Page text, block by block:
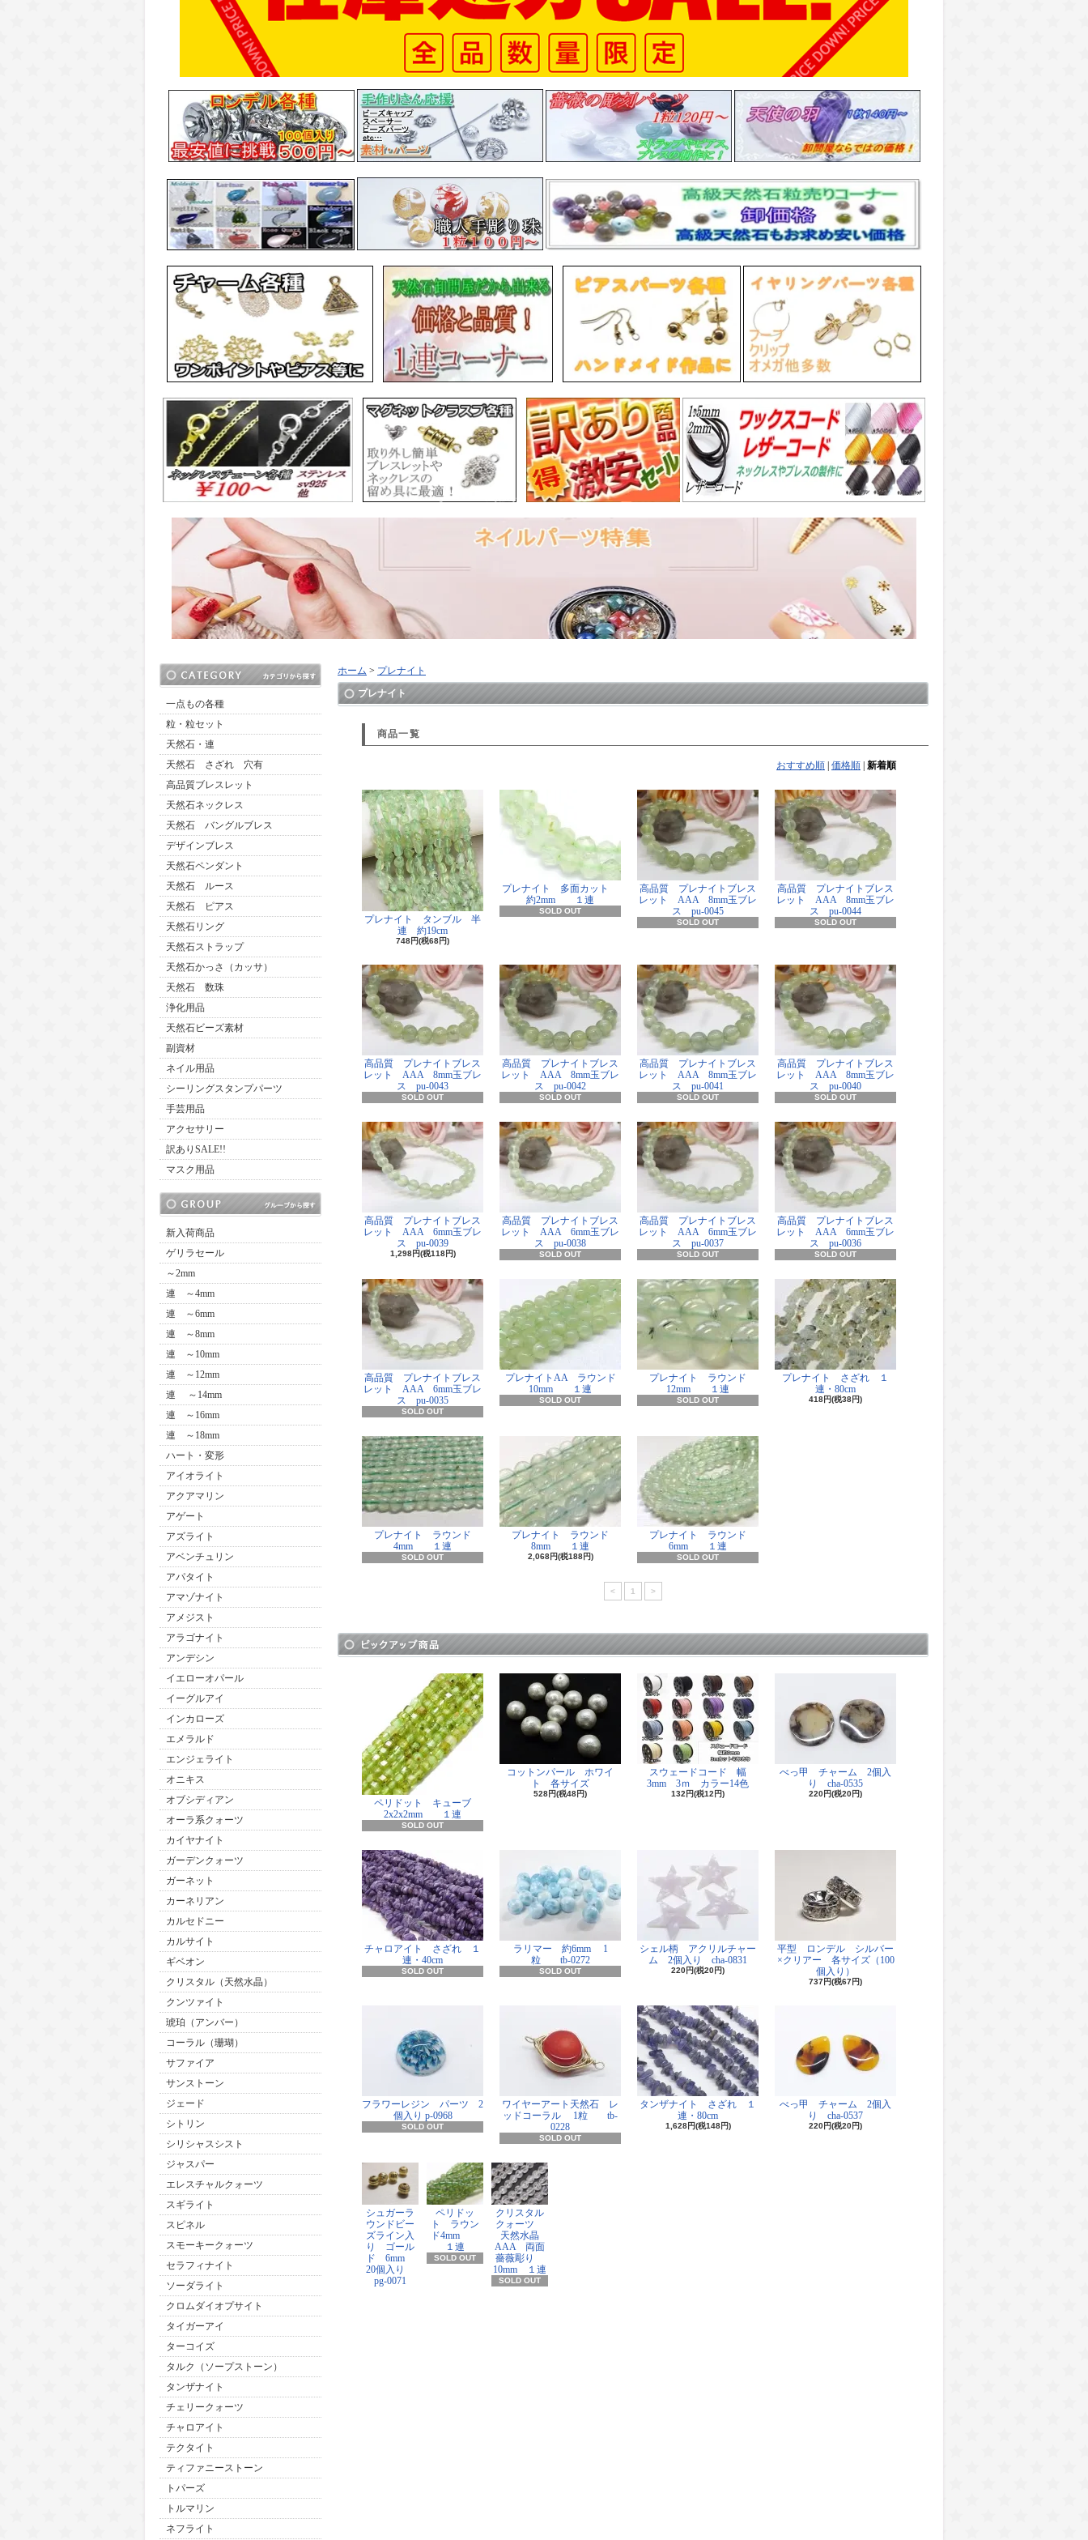
一点もの各種
粒・粒セット
天然石・連
天然石 さざれ 穴有
高品質ブレスレット
天然石ネックレス
天然石 バングルブレス
デザインブレス
天然石ペンダント
天然石 ルース
天然石 ピアス
天然石リング
天然石ストラップ
天然石かっさ（カッサ）
天然石 数珠
浄化用品
天然石ビーズ素材
副資材
ネイル用品
シーリングスタンプパーツ
手芸用品
アクセサリー
訳ありSALE!!
マスク用品
新入荷商品
ゲリラセール
～2mm
連 ～4mm
連 ～6mm
連 ～8mm
連 ～10mm
連 ～12mm
連 ～14mm
連 ～16mm
連 ～18mm
ハート・変形
アイオライト
アクアマリン
アゲート
アズライト
アベンチュリン
アパタイト
アマゾナイト
アメジスト
アラゴナイト
アンデシン
イエローオパール
イーグルアイ
インカローズ
エメラルド
エンジェライト
オニキス
オブシディアン
オーラ系クォーツ
カイヤナイト
ガーデンクォーツ
ガーネット
カーネリアン
カルセドニー
カルサイト
ギベオン
クリスタル（天然水晶）
クンツァイト
琥珀（アンバー）
コーラル（珊瑚）
サファイア
サンストーン
ジェード
シトリン
シリシャスシスト
ジャスパー
エレスチャルクォーツ
スギライト
スピネル
スモーキークォーツ
セラフィナイト
ソーダライト
クロムダイオプサイト
タイガーアイ
ターコイズ
タルク（ソープストーン）
タンザナイト
チェリークォーツ
チャロアイト
テクタイト
ティファニーストーン
トパーズ
トルマリン
ネフライト
ホーム > プレナイト
プレナイト
商品一覧
おすすめ順 価格順 新着順
プレナイト タンブル 半
連 約19cm
748円(税68円)
プレナイト 多面カット
約2mm １連
SOLD OUT
高品質 プレナイトブレス
レット AAA 8mm玉ブレ
ス pu-0045
SOLD OUT
高品質 プレナイトブレス
レット AAA 8mm玉ブレ
ス pu-0044
SOLD OUT
高品質 プレナイトブレス
レット AAA 8mm玉ブレ
ス pu-0043
SOLD OUT
高品質 プレナイトブレス
レット AAA 8mm玉ブレ
ス pu-0042
SOLD OUT
高品質 プレナイトブレス
レット AAA 8mm玉ブレ
ス pu-0041
SOLD OUT
高品質 プレナイトブレス
レット AAA 8mm玉ブレ
ス pu-0040
SOLD OUT
高品質 プレナイトブレス
レット AAA 6mm玉ブレ
ス pu-0039
1,298円(税118円)
高品質 プレナイトブレス
レット AAA 6mm玉ブレ
ス pu-0038
SOLD OUT
高品質 プレナイトブレス
レット AAA 6mm玉ブレ
ス pu-0037
SOLD OUT
高品質 プレナイトブレス
レット AAA 6mm玉ブレ
ス pu-0036
SOLD OUT
高品質 プレナイトブレス
レット AAA 6mm玉ブレ
ス pu-0035
SOLD OUT
プレナイトAA ラウンド
10mm １連
SOLD OUT
プレナイト ラウンド
12mm １連
SOLD OUT
プレナイト さざれ １
連・80cm
418円(税38円)
プレナイト ラウンド
4mm １連
SOLD OUT
プレナイト ラウンド
8mm １連
2,068円(税188円)
プレナイト ラウンド
6mm １連
SOLD OUT
< 1 >
ペリドット キューブ
2x2x2mm １連
SOLD OUT
コットンパール ホワイ
ト 各サイズ
528円(税48円)
スウェードコード 幅
3mm 3ｍ カラー14色
132円(税12円)
べっ甲 チャーム 2個入
り cha-0535
220円(税20円)
チャロアイト さざれ １
連・40cm
SOLD OUT
ラリマー 約6mm 1
粒 tb-0272
SOLD OUT
シェル柄 アクリルチャー
ム 2個入り cha-0831
220円(税20円)
平型 ロンデル シルバー
×クリアー 各サイズ（100
個入り）
737円(税67円)
フラワーレジン パーツ 2
個入り p-0968
SOLD OUT
ワイヤーアート天然石 レ
ッドコーラル 1粒 tb-
0228
SOLD OUT
タンザナイト さざれ １
連・80cm
1,628円(税148円)
べっ甲 チャーム 2個入
り cha-0537
220円(税20円)
シュガーラ
ウンドビー
ズライン入
り ゴール
ド 6mm
20個入り
pg-0071
ペリドッ
ト ラウン
ド4mm
１連
SOLD OUT
クリスタル
クォーツ
天然水晶
AAA 両面
薔薇彫り
10mm １連
SOLD OUT